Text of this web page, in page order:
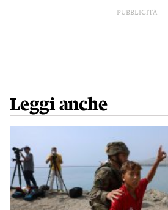
PUBBLICITÀ
Leggi anche